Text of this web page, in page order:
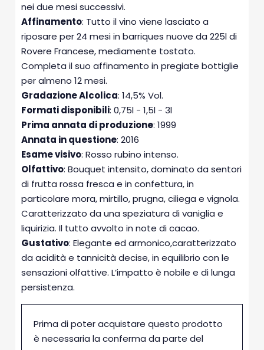
nei due mesi successivi.
Affinamento: Tutto il vino viene lasciato a
riposare per 24 mesi in barriques nuove da 225l di
Rovere Francese, mediamente tostato.
Completa il suo affinamento in pregiate bottiglie
per almeno 12 mesi.
Gradazione Alcolica: 14,5% Vol.
Formati disponibili: 0,75l - 1,5l - 3l
Prima annata di produzione: 1999
Annata in questione: 2016
Esame visivo: Rosso rubino intenso.
Olfattivo: Bouquet intensito, dominato da sentori
di frutta rossa fresca e in confettura, in
particolare mora, mirtillo, prugna, ciliega e vignola.
Caratterizzato da una speziatura di vaniglia e
liquirizia. Il tutto avvolto in note di cacao.
Gustativo: Elegante ed armonico,caratterizzato
da acidità e tannicità decise, in equilibrio con le
sensazioni olfattive. L’impatto è nobile e di lunga
persistenza.
Prima di poter acquistare questo prodotto
è necessaria la conferma da parte del